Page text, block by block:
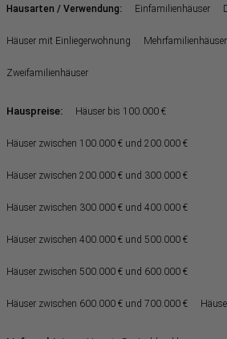
Hausarten / Verwendung: Einfamilienhäuser
Häuser mit Einliegerwohnung Mehrfamilienhäuser
Zweifamilienhäuser
Hauspreise: Häuser bis 100.000 €
Häuser zwischen 100.000 € und 200.000 €
Häuser zwischen 200.000 € und 300.000 €
Häuser zwischen 300.000 € und 400.000 €
Häuser zwischen 400.000 € und 500.000 €
Häuser zwischen 500.000 € und 600.000 €
Häuser zwischen 600.000 € und 700.000 €